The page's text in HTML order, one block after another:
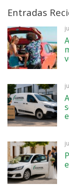
Entradas